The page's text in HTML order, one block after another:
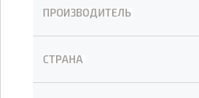
ПРОИЗВОДИТЕЛЬ
СТРАНА